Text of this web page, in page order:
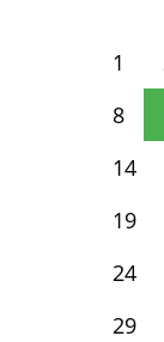
1
8
14
19
24
29